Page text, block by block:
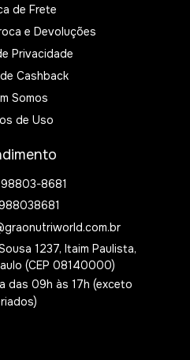
de Frete
e Devoluções
Privacidade
Cashback
Somos
de Uso
98803-8681
1237, Itaim Paulista,
(CEP 08140000)
das 09h às 17h (exceto